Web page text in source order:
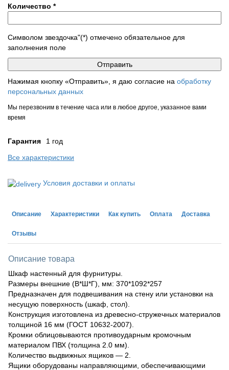
Количество *
Символом звездочка"(*) отмечено обязательное для
заполнения поле
Нажимая кнопку «Отправить», я даю согласие на обработку
персональных данных
Мы перезвоним в течение часа или в любое другое, указанное вами
время
Гарантия
1 год
Все характеристики
Условия доставки и оплаты
Описание Характеристики Как купить Оплата Доставка
Отзывы
Описание товара
Шкаф настенный для фурнитуры.
Размеры внешние (В*Ш*Г), мм: 370*1092*257
Предназначен для подвешивания на стену или установки на
несущую поверхность (шкаф, стол).
Конструкция изготовлена из древесно-стружечных материалов
толщиной 16 мм (ГОСТ 10632-2007).
Кромки облицовываются противоударным кромочным
материалом ПВХ (толщина 2.0 мм).
Количество выдвижных ящиков — 2.
Ящики оборудованы направляющими, обеспечивающими